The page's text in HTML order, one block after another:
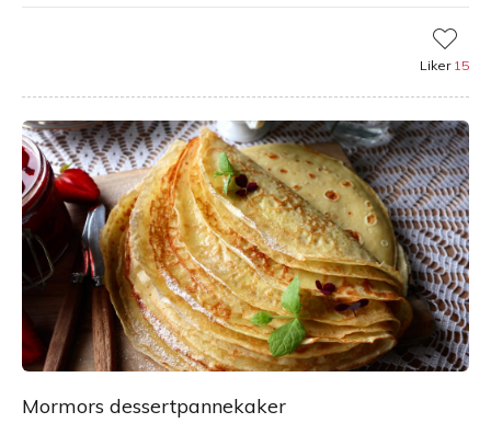
Liker 15
Mormors dessertpannekaker